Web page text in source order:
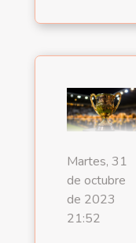
Martes, 31
de octubre
de 2023
21:52